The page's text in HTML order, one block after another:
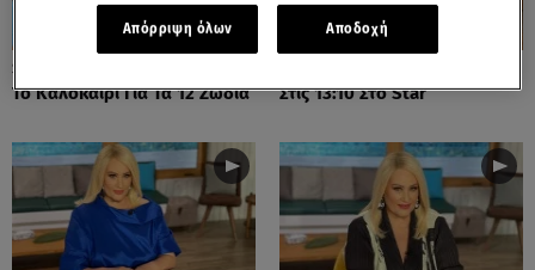
Stars System: Πώς Θα είναι
Το Καλοκαίρι Για Τα 12 Ζώδια
Στις 13:10 Στο Star
Απόρριψη όλων Αποδοχή